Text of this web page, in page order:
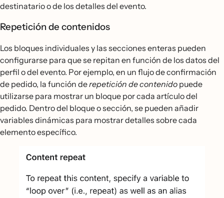
destinatario o de los detalles del evento.
Repetición de contenidos
Los bloques individuales y las secciones enteras pueden
configurarse para que se repitan en función de los datos del
perfil o del evento. Por ejemplo, en un flujo de confirmación
de pedido, la función derepetición de contenido puede
utilizarse para mostrar un bloque por cada artículo del
pedido. Dentro del bloque o sección, se pueden añadir
variables dinámicas para mostrar detalles sobre cada
elemento específico.